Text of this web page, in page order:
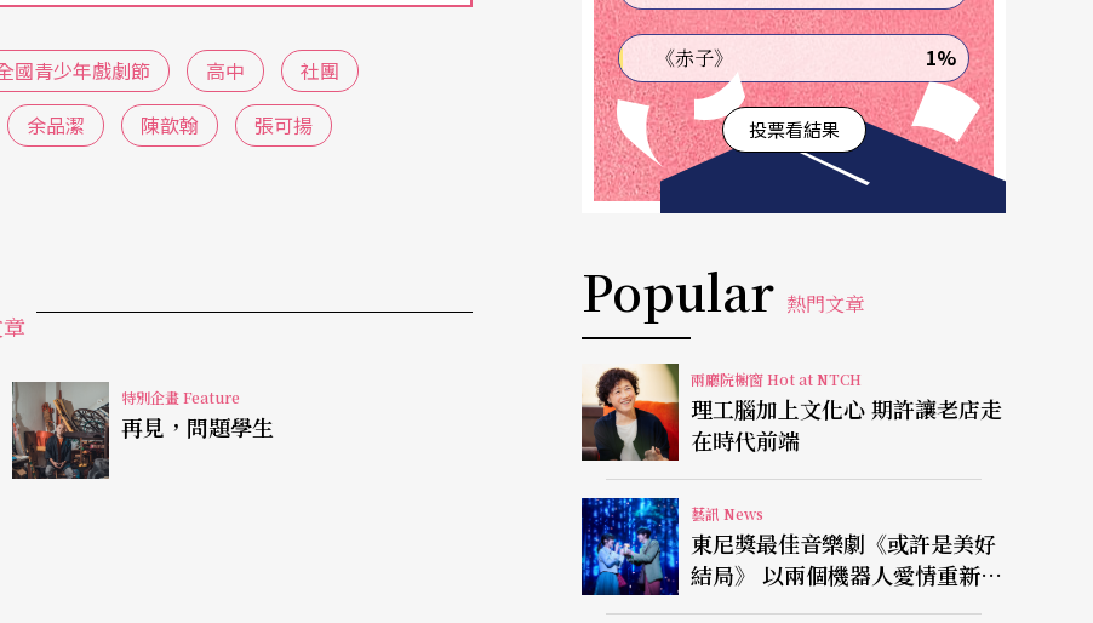
國青少年戲劇節 高中
社團
余品潔 陳歆翰 張可揚
特別企畫 Feature
再見，問題學生
《赤子》 1%
投票看結果
Popular 熱門文章
兩廳院櫥窗 Hot at NTCH
理工腦加上文化心 期許讓老店走
在時代前端
藝訊 News
東尼獎最佳音樂劇《或許是美好
結局》 以兩個機器人愛情重新凝
視有限人生